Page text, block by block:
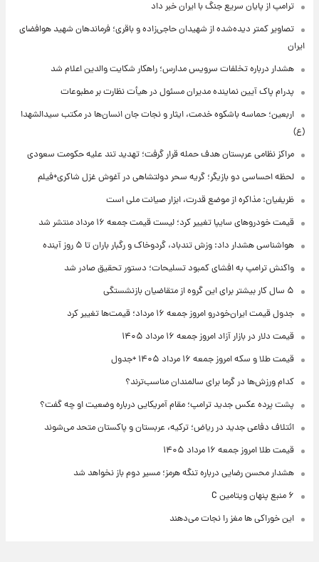
ترامپ از پایان سریع جنگ با ایران خبر داد
تصاویر کمتر دیده‌شده از شهیدان حاجی‌زاده و باقری؛ فرماندهان شهید هوافضای
ایران
هشدار درباره تخلفات سرویس مدارس؛ راهکار شکایت والدین اعلام شد
پدرام پاک آیین نماینده مدیران مسئول در هیأت نظارت بر مطبوعات
اربعین؛ حماسه باشکوه خدمت، ایثار و نجات جان انسان‌ها در مکتب سیدالشهدا
(ع)
مراکز نظامی عربستان هدف حمله قرار گرفت؛ تهدید تند علیه حکومت سعودی
لحظه احساسی دو بازیگر؛ گریه سحر دولتشاهی در آغوش غزل شاکری+فیلم
ظریفیان: مذاکره از موضع قدرت، ابزار صیانت ملی است
قیمت خودروهای سایپا تغییر کرد؛ لیست قیمت جمعه ۱۶ مرداد منتشر شد
هواشناسی هشدار داد: وزش تندباد، گردوخاک و رگبار باران تا ۵ روز آینده
واکنش ترامپ به افشای کمبود تسلیحات؛ دستور تحقیق صادر شد
۵ سال کار بیشتر برای این گروه از متقاضیان بازنشستگی
جدول قیمت ایران‌خودرو امروز جمعه ۱۶ مرداد؛ قیمت‌ها تغییر کرد
قیمت دلار در بازار آزاد امروز جمعه ۱۶ مرداد ۱۴۰۵
قیمت طلا و سکه امروز جمعه ۱۶ مرداد ۱۴۰۵ +جدول
کدام ورزش‌ها در گرما برای سالمندان مناسب‌ترند؟
پشت پرده عکس جدید ترامپ؛ مقام آمریکایی درباره وضعیت او چه گفت؟
ائتلاف دفاعی جدید در ریاض؛ ترکیه، عربستان و پاکستان متحد می‌شوند
قیمت طلا امروز جمعه ۱۶ مرداد ۱۴۰۵
هشدار محسن رضایی درباره تنگه هرمز؛ مسیر دوم باز نخواهد شد
۶ منبع پنهان ویتامین C
این خوراکی ها مغز را نجات می‌دهند